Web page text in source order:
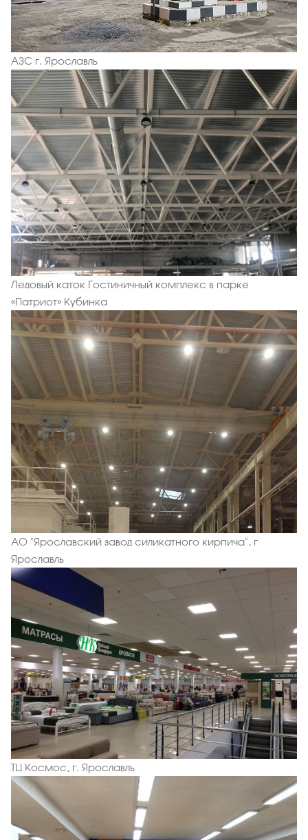
АЗС г. Ярославль
Ледовый каток Гостиничный комплекс в парке
«Патриот» Кубинка
АО "Ярославский завод силикатного кирпича", г
Ярославль
ТЦ Космос, г. Ярославль